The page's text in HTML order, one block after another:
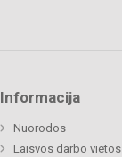
Informacija
Nuorodos
Laisvos darbo vietos